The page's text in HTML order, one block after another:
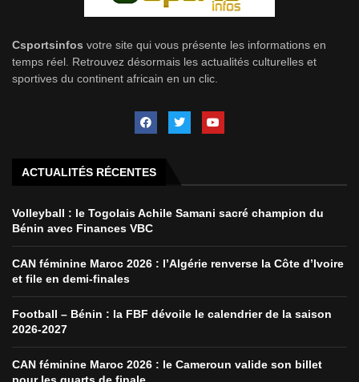
Csportsinfos votre site qui vous présente les informations en
temps réel. Retrouvez désormais les actualités culturelles et
sportives du continent africain en un clic.
ACTUALITÉS RÉCENTES
Volleyball : le Togolais Achile Samani sacré champion du
Bénin avec Finances VBC
CAN féminine Maroc 2026 : l’Algérie renverse la Côte d’Ivoire
et file en demi-finales
Football – Bénin : la FBF dévoile le calendrier de la saison
2026-2027
CAN féminine Maroc 2026 : le Cameroun valide son billet